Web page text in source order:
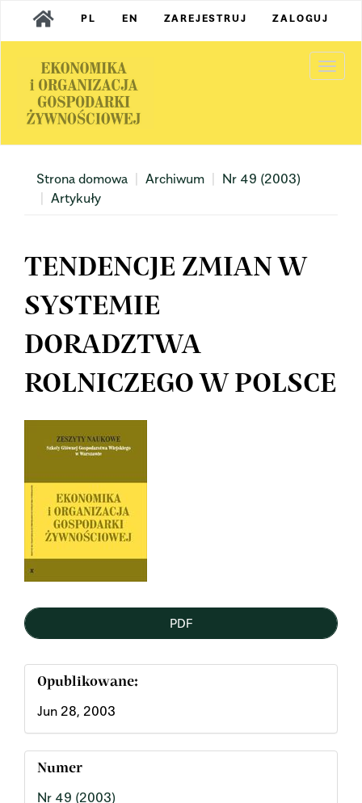
Main
Navigation
Content
Sidebar
PL EN ZAREJESTRUJ ZALOGUJ
Strona domowa Archiwum
Nr 49 (2003)
Artykuły
TENDENCJE ZMIAN W
SYSTEMIE
DORADZTWA
ROLNICZEGO W POLSCE
Article
Sidebar
PDF
Opublikowane:
Jun 28, 2003
Numer
Nr 49 (2003)